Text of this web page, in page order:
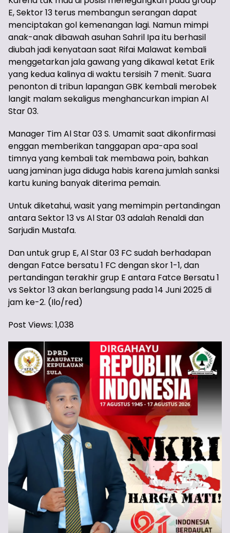
E, Sektor 13 terus membangun serangan dapat
menciptakan gol kemenangan lagi. Namun mimpi
anak-anak dibawah asuhan Sahril Ipa itu berhasil
diubah jadi kenyataan saat Rifai Malawat kembali
menggetarkan jala gawang yang dikawal ketat Erik
yang kedua kalinya di waktu tersisih 7 menit. Suara
penonton di tribun lapangan GBK kembali merobek
langit malam sekaligus menghancurkan impian Al
Star 03.
Manager Tim Al Star 03 S. Umamit saat dikonfirmasi
enggan memberikan tanggapan apa-apa soal
timnya yang kembali tak membawa poin, bahkan
uang jaminan juga diduga habis karena jumlah sanksi
kartu kuning banyak diterima pemain.
Untuk diketahui, wasit yang memimpin pertandingan
antara Sektor 13 vs Al Star 03 adalah Renaldi dan
Sarjudin Mustafa.
Dan untuk grup E, Al Star 03 FC sudah berhadapan
dengan Fatce bersatu 1 FC dengan skor 1-1, dan
pertandingan terakhir grup E antara Fatce Bersatu 1
vs Sektor 13 akan berlangsung pada 14 Juni 2025 di
jam ke-2. (Ilo/red)
Post Views: 1,038